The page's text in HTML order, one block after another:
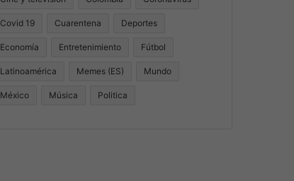
Covid 19 Cuarentena Deportes
Economía Entretenimiento Fútbol
Latinoamérica Memes (ES) Mundo
México Música Politica